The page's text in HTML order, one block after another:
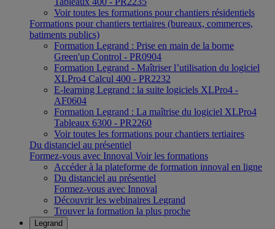
Voir toutes les formations pour chantiers résidentiels
Formations pour chantiers tertiaires (bureaux, commerces,
batiments publics)
Formation Legrand : Prise en main de la borne
Green'up Control - PR0904
Formation Legrand - Maîtriser l’utilisation du logiciel
XLPro4 Calcul 400 - PR2232
E-learning Legrand : la suite logiciels XLPro4 -
AF0604
Formation Legrand : La maîtrise du logiciel XLPro4
Tableaux 6300 - PR2260
Voir toutes les formations pour chantiers tertiaires
Du distanciel au présentiel
Formez-vous avec Innoval Voir les formations
Accéder à la plateforme de formation innoval en ligne
Du distanciel au présentiel
Formez-vous avec Innoval
Découvrir les webinaires Legrand
Trouver la formation la plus proche
Legrand